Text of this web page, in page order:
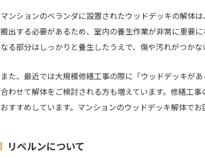
マンションのベランダに設置されたウッドデッキの解体
搬出する必要があるため、室内の養生作業が非常に重要
なる部分はしっかりと養生したうえで、傷や汚れがつか
また、最近では大規模修繕工事の際に「ウッドデッキが
合わせて解体をご検討される方も増えています。修繕工
おすすめしています。マンションのウッドデッキ解体で
リペルンについて